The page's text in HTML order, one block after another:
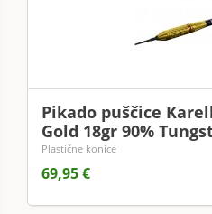
Pikado puščice
Gold 18gr 90%
Plastične konice
69,95 €